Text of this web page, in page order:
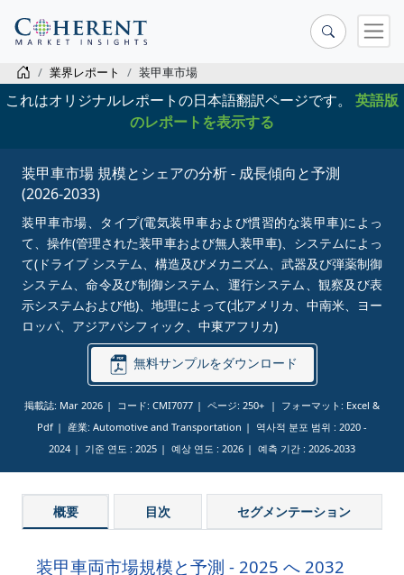
業界レポート 装甲車市場
これはオリジナルレポートの日本語翻訳ページです。 英語版
のレポートを表示する
装甲車市場 規模とシェアの分析 - 成長傾向と予測
(2026-2033)
装甲車市場、タイプ(電気装甲車および慣習的な装甲車)によっ
て、操作(管理された装甲車および無人装甲車)、システムによっ
て(ドライブ システム、構造及びメカニズム、武器及び弾薬制御
システム、命令及び制御システム、運行システム、観察及び表
示システムおよび他)、地理によって(北アメリカ、中南米、ヨー
ロッパ、アジアパシフィック、中東アフリカ)
無料サンプルをダウンロード
掲載誌: Mar 2026 コード: CMI7077 ページ: 250+
フォーマット: Excel &
Pdf
産業: Automotive and Transportation 역사적 분포 범위 : 2020 -
2024
기준 연도 : 2025 예상 연도 : 2026 예측 기간 : 2026-2033
概要 目次 セグメンテーション
装甲車両市場規模と予測 - 2025 へ 2032